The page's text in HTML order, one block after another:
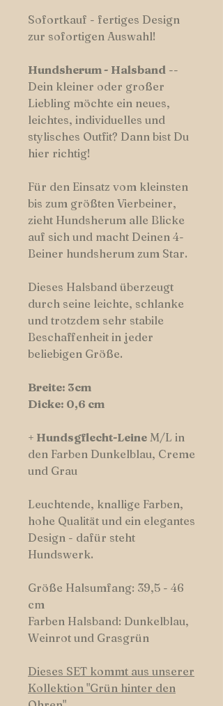
Sofortkauf - fertiges Design
zur sofortigen Auswahl!
Hundsherum- Halsband --
Dein kleiner oder großer
Liebling möchte ein neues,
leichtes, individuelles und
stylisches Outfit? Dann bist Du
hier richtig!
Für den Einsatz vom kleinsten
bis zum größten Vierbeiner,
zieht Hundsherum alle Blicke
auf sich und macht Deinen 4-
Beiner hundsherum zum Star.
Dieses Halsband überzeugt
durch seine leichte, schlanke
und trotzdem sehr stabile
Beschaffenheit in jeder
beliebigen Größe.
Breite: 3cm
Dicke: 0,6 cm
+ Hundsgflecht-Leine M/L in
den Farben Dunkelblau, Creme
und Grau
Leuchtende, knallige Farben,
hohe Qualität und ein elegantes
Design - dafür steht
Hundswerk.
Größe Halsumfang: 39,5 - 46
cm
Farben Halsband: Dunkelblau,
Weinrot und Grasgrün
Dieses SET kommt aus unserer
Kollektion "Grün hinter den